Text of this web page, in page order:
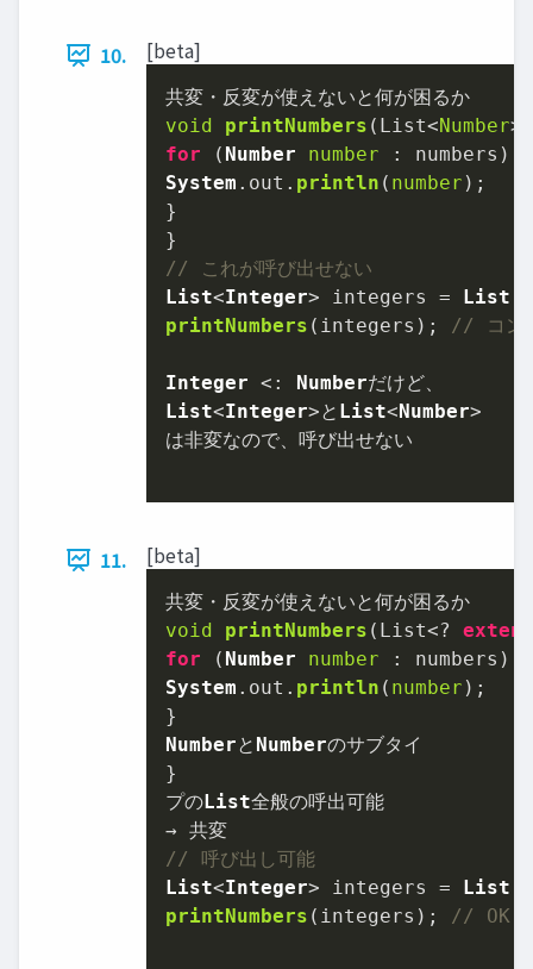
10. [beta]
void
printNumbers ( List<Number>
for ( Number
number
System . out . println ( number );
}
// これが呼び出せない
List<Integer> integers = List
printNumbers (integers); // コン
Integer <: Number
List<Integer>と List< Number>
は非変なので、呼び出せない
11. [beta]
void
printNumbers ( List<?
for ( Number
number
System . out . println ( number );
Numberと Numberのサブタイ
}
プの List全般の呼出可能
// 呼び出し可能
List<Integer> integers = List
printNumbers (integers); // OK